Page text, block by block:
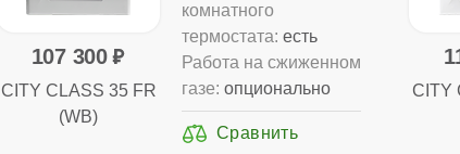
107 300
CITY CLASS 35 FR
(WB)
комнатного
термостата: есть
Работа на сжиженном
газе: опционально CITY